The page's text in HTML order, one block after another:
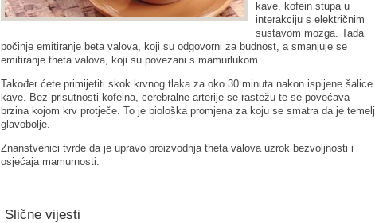
kave, kofein stupa u
interakciju s električnim
sustavom mozga. Tada
počinje emitiranje beta valova, koji su odgovorni za budnost, a smanjuje se
emitiranje theta valova, koji su povezani s mamurlukom.
Također ćete primijetiti skok krvnog tlaka za oko 30 minuta nakon ispijene šalice
kave. Bez prisutnosti kofeina, cerebralne arterije se rastežu te se povećava
brzina kojom krv protječe. To je biološka promjena za koju se smatra da je temelj
glavobolje.
Znanstvenici tvrde da je upravo proizvodnja theta valova uzrok bezvoljnosti i
osjećaja mamurnosti.
Slične vijesti